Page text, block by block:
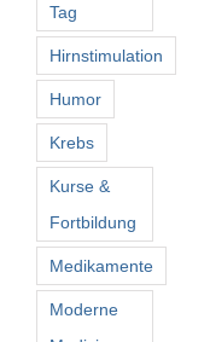
Tag
Hirnstimulation
Humor
Krebs
Kurse &
Fortbildung
Medikamente
Moderne